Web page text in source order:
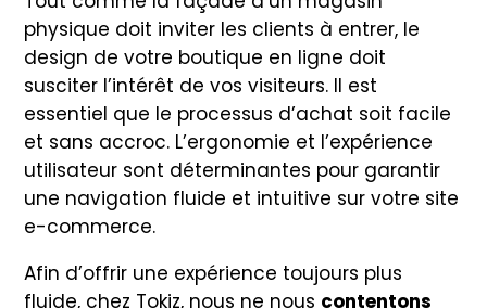
physique doit inviter les clients à entrer, le
design de votre boutique en ligne doit
susciter l’intérêt de vos visiteurs. Il est
essentiel que le processus d’achat soit facile
et sans accroc. L’ergonomie et l’expérience
utilisateur sont déterminantes pour garantir
une navigation fluide et intuitive sur votre site
e-commerce.
Afin d’offrir une expérience toujours plus
fluide, chez Tokiz, nous ne nous contentons